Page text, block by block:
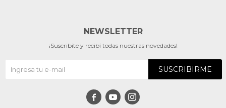
NEWSLETTER
¡Suscribite y recibí todas nuestras novedades!
SUSCRIBIRME
  